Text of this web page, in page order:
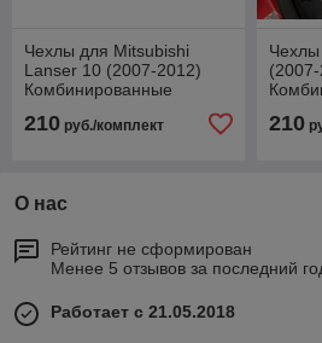
Чехлы для Mitsubishi
Lanser 10 (2007-2012)
Комбинированные
210 руб./комплект
Чехлы
210
О нас
Рейтинг не сформирован
Менее 5 отзывов за последний
Работает с 21.05.2018